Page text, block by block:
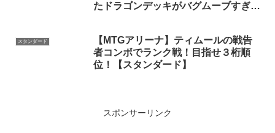
たドラゴンデッキがバグムーブすぎる
BO1
スタンダード
【MTGアリーナ】ティムールの戦告
者コンボでランク戦！目指せ３桁順
位！【スタンダード】
スポンサーリンク